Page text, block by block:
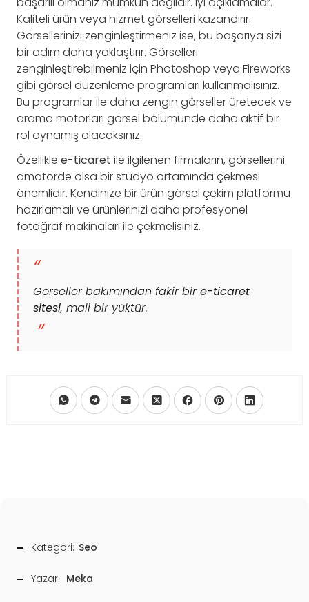
Kaliteli ürün veya hizmet görselleri kazandırır.
Görsellerinizi zenginleştirmeniz ise, bu başarıya sizi
bir adım daha yaklaştırır. Görselleri
zenginleştirebilmeniz için Photoshop veya Fireworks
gibi görsel düzenleme programları kullanmalısınız.
Bu programlar ile daha zengin görseller üretecek ve
arama motorları görsel bölümünde daha aktif bir
rol oynamış olacaksınız.
Özellikle e-ticaret ile ilgilenen firmaların, görsellerini
amatörde olsa bir stüdyo ortamında çekmesi
önemlidir. Kendinize bir ürün görsel çekim platformu
hazırlamalı ve ürünlerinizi daha profesyonel
fotoğraf makinaları ile çekmelisiniz.
Görseller bakımından fakir bir e-ticaret
sitesi, mali bir yüktür.
Kategori: Seo
Yazar: Meka